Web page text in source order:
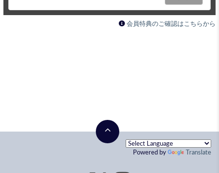
会員特典のご確認はこちらから
Powered by Translate